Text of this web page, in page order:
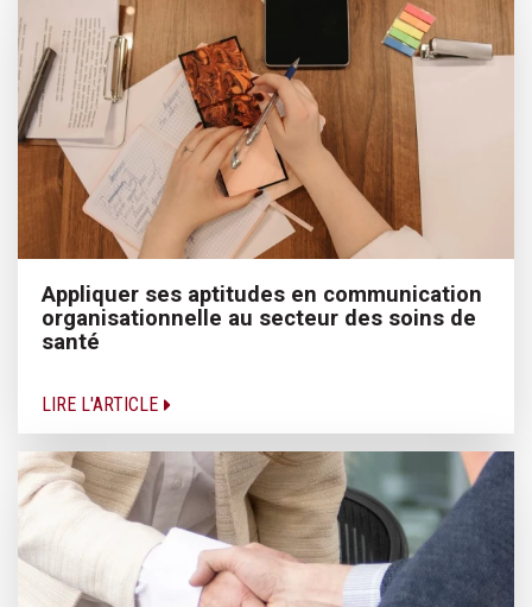
Appliquer ses aptitudes en communication
organisationnelle au secteur des soins de
santé
LIRE L'ARTICLE